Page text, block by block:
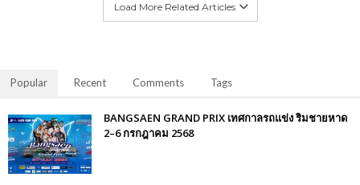
Load More Related Articles
Popular Recent Comments Tags
BANGSAEN GRAND PRIX เทศกาลรถแข่ง ริมชายหาด
2–6 กรกฎาคม 2568